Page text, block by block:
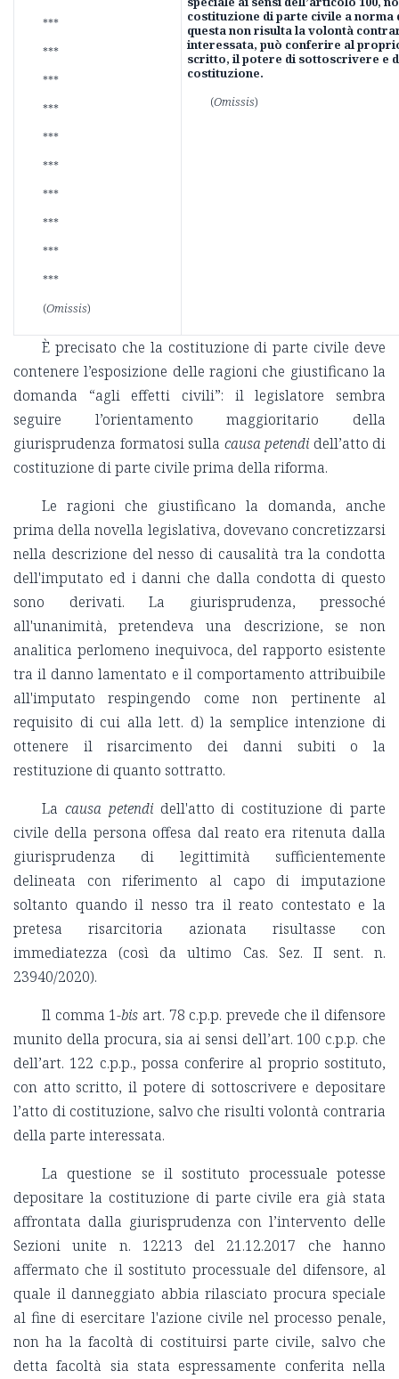
***
***
***
***
***
***
***
***
***
***
(Omissis)
costituzione di parte civile a norma
questa non risulta la volontà
interessata, può conferire al
scritto, il potere di sottoscrivere e
costituzione.
(Omissis)
È precisato che la costituzione di parte civile deve
contenere l’esposizione delle ragioni che giustificano la
domanda “agli effetti civili”: il legislatore sembra
seguire l’orientamento maggioritario della
giurisprudenza formatosi sulla causa petendi dell’atto di
costituzione di parte civile prima della riforma.
Le ragioni che giustificano la domanda, anche
prima della novella legislativa, dovevano concretizzarsi
nella descrizione del nesso di causalità tra la condotta
dell'imputato ed i danni che dalla condotta di questo
sono derivati. La giurisprudenza, pressoché
all'unanimità, pretendeva una descrizione, se non
analitica perlomeno inequivoca, del rapporto esistente
tra il danno lamentato e il comportamento attribuibile
all'imputato respingendo come non pertinente al
requisito di cui alla lett. d) la semplice intenzione di
ottenere il risarcimento dei danni subiti o la
restituzione di quanto sottratto.
La causa petendidell'atto di costituzione di parte
civile della persona offesa dal reato era ritenuta dalla
giurisprudenza di legittimità sufficientemente
delineata con riferimento al capo di imputazione
soltanto quando il nesso tra il reato contestato e la
pretesa risarcitoria azionata risultasse con
immediatezza (così da ultimo Cas. Sez. II sent. n.
23940/2020).
Il comma 1-bis art. 78 c.p.p. prevede che il difensore
munito della procura, sia ai sensi dell’art. 100 c.p.p. che
dell’art. 122 c.p.p., possa conferire al proprio sostituto,
con atto scritto, il potere di sottoscrivere e depositare
l’atto di costituzione, salvo che risulti volontà contraria
della parte interessata.
La questione se il sostituto processuale potesse
depositare la costituzione di parte civile era già stata
affrontata dalla giurisprudenza con l’intervento delle
Sezioni unite n. 12213 del 21.12.2017 che hanno
affermato che il sostituto processuale del difensore, al
quale il danneggiato abbia rilasciato procura speciale
al fine di esercitare l'azione civile nel processo penale,
non ha la facoltà di costituirsi parte civile, salvo che
detta facoltà sia stata espressamente conferita nella